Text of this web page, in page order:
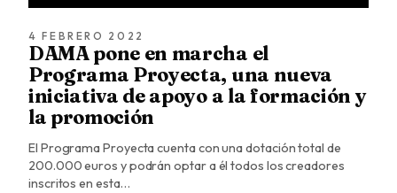
4 FEBRERO 2022
DAMA pone en marcha el
Programa Proyecta, una nueva
iniciativa de apoyo a la formación y
la promoción
El Programa Proyecta cuenta con una dotación total de
200.000 euros y podrán optar a él todos los creadores
inscritos en esta…